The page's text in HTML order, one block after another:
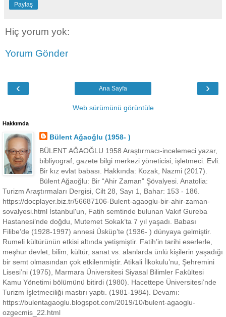
Paylaş
Hiç yorum yok:
Yorum Gönder
‹ ›
Ana Sayfa
Web sürümünü görüntüle
Hakkımda
Bülent Ağaoğlu (1958- )
BÜLENT AĞAOĞLU 1958 Araştırmacı-incelemeci yazar,
bibliyograf, gazete bilgi merkezi yöneticisi, işletmeci. Evli.
Bir kız evlat babası. Hakkında: Kozak, Nazmi (2017).
Bülent Ağaoğlu: Bir “Ahir Zaman” Şövalyesi. Anatolia:
Turizm Araştırmaları Dergisi, Cilt 28, Sayı 1, Bahar: 153 - 186.
https://docplayer.biz.tr/56687106-Bulent-agaoglu-bir-ahir-zaman-
sovalyesi.html İstanbul'un, Fatih semtinde bulunan Vakıf Gureba
Hastanesi’nde doğdu, Mutemet Sokak’ta 7 yıl yaşadı. Babası
Filibe’de (1928-1997) annesi Üsküp’te (1936- ) dünyaya gelmiştir.
Rumeli kültürünün etkisi altında yetişmiştir. Fatih’in tarihi eserlerle,
meşhur devlet, bilim, kültür, sanat vs. alanlarda ünlü kişilerin yaşadığı
bir semt olmasından çok etkilenmiştir. Atikali İlkokulu’nu, Şehremini
Lisesi’ni (1975), Marmara Üniversitesi Siyasal Bilimler Fakültesi
Kamu Yönetimi bölümünü bitirdi (1980). Hacettepe Üniversitesi’nde
Turizm İşletmeciliği mastırı yaptı. (1981-1984). Devamı:
https://bulentagaoglu.blogspot.com/2019/10/bulent-agaoglu-
ozgecmis_22.html